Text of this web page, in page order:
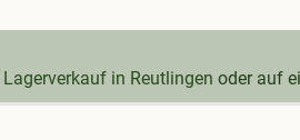
in Reutlingen oder auf